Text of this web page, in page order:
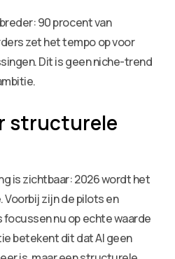
90 procent van
zet het tempo op voor
Dit is geen niche-trend
structurele
is zichtbaar: 2026 wordt het
Voorbij zijn de pilots en
nu op echte waarde
betekent dit dat AI geen